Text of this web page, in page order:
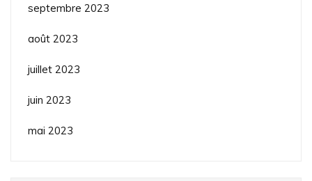
septembre 2023
août 2023
juillet 2023
juin 2023
mai 2023